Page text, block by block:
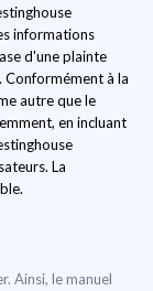
informations
d'une plainte
à la
autre que le
en incluant
La
Ainsi, le manuel